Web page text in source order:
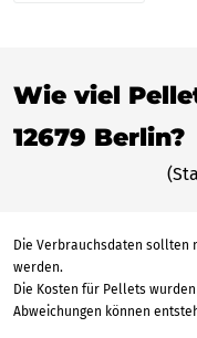
Wie viel
12679 Berlin?
Die Verbrauchsdaten
werden.
Die Kosten für Pellets
Abweichungen können